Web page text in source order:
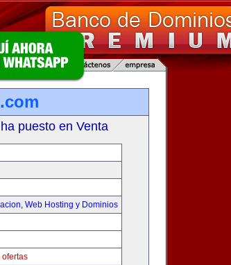
puesto en Venta
, Web Hosting y Dominios